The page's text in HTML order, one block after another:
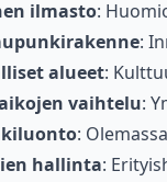
ilmasto:
:
alueet:
vaihtelu:
:
hallinta: